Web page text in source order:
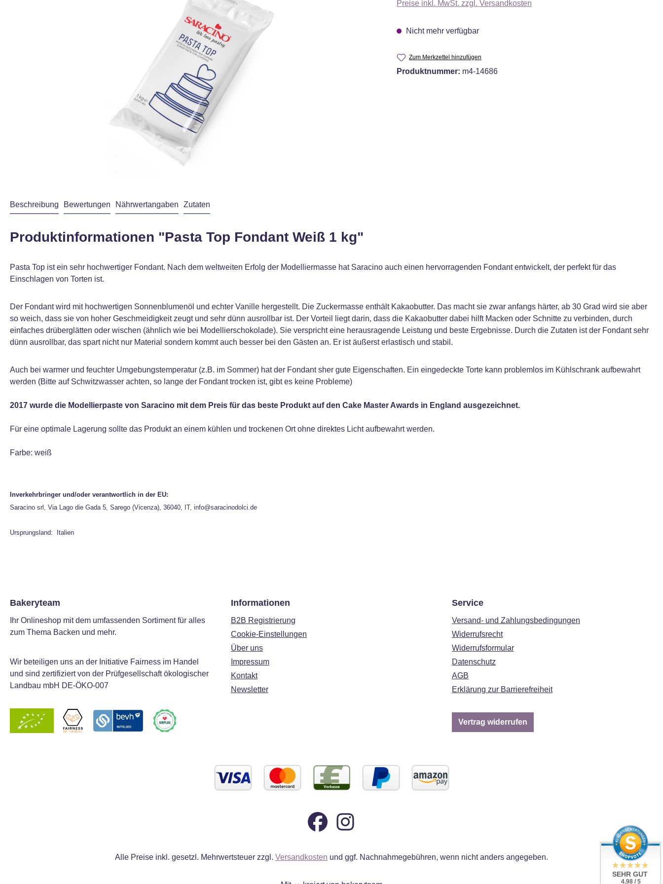
Preise inkl. MwSt. zzgl. Versandkosten
Nicht mehr verfügbar
Zum Merkzettel hinzufügen
Produktnummer: m4-14686
Beschreibung Bewertungen Nährwertangaben Zutaten
Produktinformationen "Pasta Top Fondant Weiß 1 kg"
Pasta Top ist ein sehr hochwertiger Fondant. Nach dem weltweiten Erfolg der Modelliermasse hat Saracino auch einen hervorragenden Fondant entwickelt, der perfekt für das
Einschlagen von Torten ist.
Der Fondant wird mit hochwertigen Sonnenblumenöl und echter Vanille hergestellt. Die Zuckermasse enthält Kakaobutter. Das macht sie zwar anfangs härter, ab 30 Grad wird sie aber
so weich, dass sie von hoher Geschmeidigkeit zeugt und sehr dünn ausrollbar ist. Der Vorteil liegt darin, dass die Kakaobutter dabei hilft Macken oder Schnitte zu verbinden, durch
einfaches drüberglätten oder wischen (ähnlich wie bei Modellierschokolade). Sie verspricht eine herausragende Leistung und beste Ergebnisse. Durch die Zutaten ist der Fondant sehr
dünn ausrollbar, das spart nicht nur Material sondern kommt auch besser bei den Gästen an. Er ist äußerst erlastisch und stabil.
Auch bei warmer und feuchter Umgebungstemperatur (z.B. im Sommer) hat der Fondant sher gute Eigenschaften. Ein eingedeckte Torte kann problemlos im Kühlschrank aufbewahrt
werden (Bitte auf Schwitzwasser achten, so lange der Fondant trocken ist, gibt es keine Probleme)
2017 wurde die Modellierpaste von Saracino mit dem Preis für das beste Produkt auf den Cake Master Awards in England ausgezeichnet.
Für eine optimale Lagerung sollte das Produkt an einem kühlen und trockenen Ort ohne direktes Licht aufbewahrt werden.
Farbe: weiß
Inverkehrbringer und/oder verantwortlich in der EU:
Saracino srl, Via Lago die Gada 5, Sarego (Vicenza), 36040, IT, info@saracinodolci.de
Ursprungsland: Italien
Bakeryteam
Ihr Onlineshop mit dem umfassenden Sortiment für alles
zum Thema Backen und mehr.
Wir beteiligen uns an der Initiative Fairness im Handel
und sind zertifiziert von der Prüfgesellschaft ökologischer
Landbau mbH DE-ÖKO-007
Informationen
B2B Registrierung
Cookie-Einstellungen
Über uns
Impressum
Kontakt
Newsletter
Service
Versand- und Zahlungsbedingungen
Widerrufsrecht
Widerrufsformular
Datenschutz
AGB
Erklärung zur Barrierefreiheit
Vertrag widerrufen
Alle Preise inkl. gesetzl. Mehrwertsteuer zzgl. Versandkosten und ggf. Nachnahmegebühren, wenn nicht anders angegeben.
SEHR GUT
4.98 / 5